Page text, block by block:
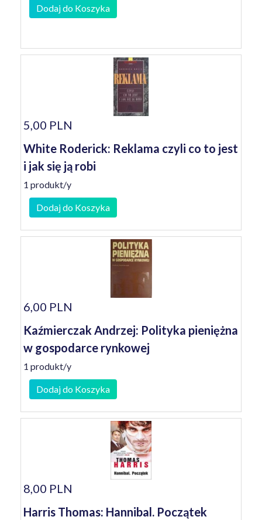
Dodaj do Koszyka
5,00 PLN
White Roderick: Reklama czyli co to jest
i jak się ją robi
1 produkt/y
Dodaj do Koszyka
6,00 PLN
Kaźmierczak Andrzej: Polityka pieniężna
w gospodarce rynkowej
1 produkt/y
Dodaj do Koszyka
8,00 PLN
Harris Thomas: Hannibal. Początek